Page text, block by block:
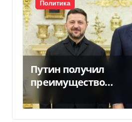
Политика
Путин получил
преимущество
благодаря действиям
США